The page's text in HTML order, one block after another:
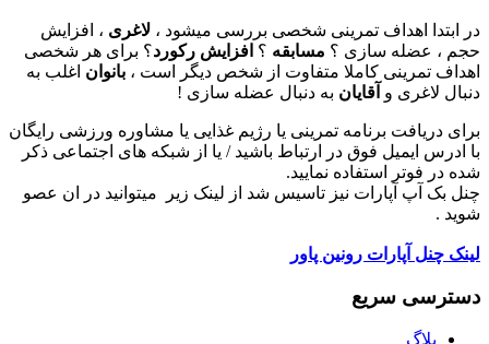
در ابتدا اهداف تمرینی شخصی بررسی میشود ، لاغری ، افزایش
حجم ، عضله سازی ؟ مسابقه ؟ افزایش رکورد؟ برای هر شخصی
اهداف تمرینی کاملا متفاوت از شخص دیگر است ، بانوان اغلب به
دنبال لاغری و آقایان به دنبال عضله سازی !
برای دریافت برنامه تمرینی یا رژیم غذایی یا مشاوره ورزشی رایگان
با ادرس ایمیل فوق در ارتباط باشید / یا از شبکه های اجتماعی ذکر
شده در فوتر استفاده نمایید.
چنل بک آپ آپارات نیز تاسیس شد از لینک زیر میتوانید در ان عصو
شوید .
لینک چنل آپارات رونین پاور
دسترسی سریع
بلاگ